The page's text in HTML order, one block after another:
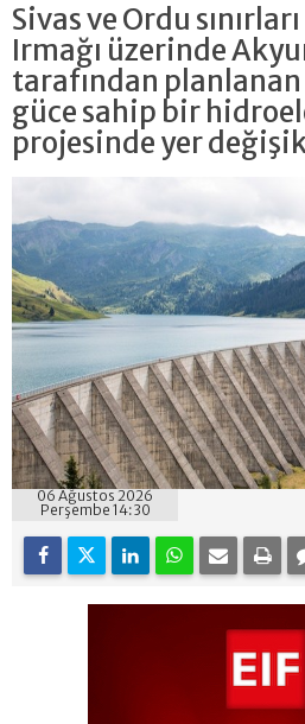
Sivas ve Ordu
Irmağı üzerinde
tarafından
güce sahip bir
projesinde yer
06 Ağustos 2026
Perşembe 14:30